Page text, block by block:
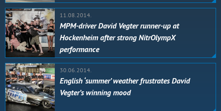
11.08.2014.
MPM-driver David Vegter runner-up at
Hockenheim after strong NitrOlympX
performance
30.06.2014.
English ‘summer’ weather frustrates David
Vegter’s winning mood